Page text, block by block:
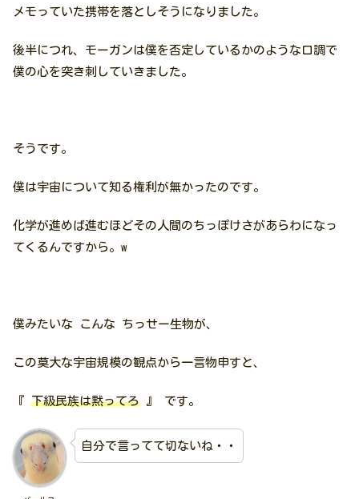
メモっていた携帯を落としそうになりました。
後半につれ、モーガンは僕を否定しているかのような口調で
僕の心を突き刺していきました。
そうです。
僕は宇宙について知る権利が無かったのです。
化学が進めば進むほどその人間のちっぽけさがあらわになっ
てくるんですから。w
僕みたいな こんな ちっせー生物が、
この莫大な宇宙規模の観点から一言物申すと、
『 下級民族は黙ってろ 』 です。
自分で言ってて切ないね・・